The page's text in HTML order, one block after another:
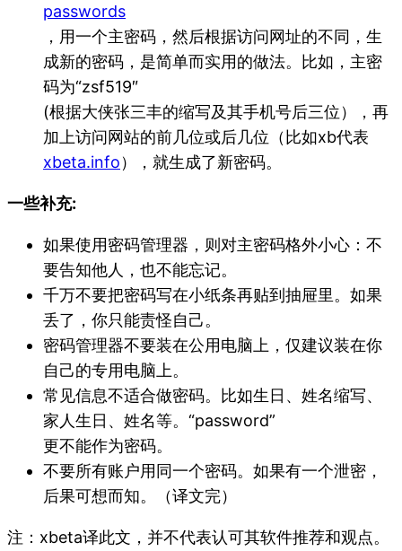
passwords
，用一个主密码，然后根据访问网址的不同，生
成新的密码，是简单而实用的做法。比如，主密
码为“zsf519″
(根据大侠张三丰的缩写及其手机号后三位），再
加上访问网站的前几位或后几位（比如xb代表
xbeta.info），就生成了新密码。
一些补充:
如果使用密码管理器，则对主密码格外小心：不
要告知他人，也不能忘记。
千万不要把密码写在小纸条再贴到抽屉里。如果
丢了，你只能责怪自己。
密码管理器不要装在公用电脑上，仅建议装在你
自己的专用电脑上。
常见信息不适合做密码。比如生日、姓名缩写、
家人生日、姓名等。“password”
更不能作为密码。
不要所有账户用同一个密码。如果有一个泄密，
后果可想而知。（译文完）
注：xbeta译此文，并不代表认可其软件推荐和观点。